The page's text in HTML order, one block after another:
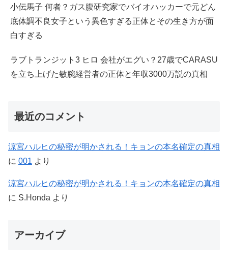
小伝馬子 何者？ガス腹研究家でバイオハッカーで元どん
底体調不良女子という異色すぎる正体とその生き方が面
白すぎる
ラブトランジット3 ヒロ 会社がエグい？27歳でCARASU
を立ち上げた敏腕経営者の正体と年収3000万説の真相
最近のコメント
涼宮ハルヒの秘密が明かされる！キョンの本名確定の真相
に 001 より
涼宮ハルヒの秘密が明かされる！キョンの本名確定の真相
に S.Honda より
アーカイブ